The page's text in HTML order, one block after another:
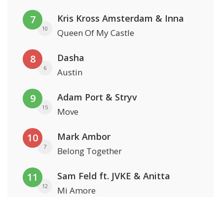
7
10
Kris Kross Amsterdam & Inna
Queen Of My Castle
8
6
Dasha
Austin
9
15
Adam Port & Stryv
Move
10
7
Mark Ambor
Belong Together
11
12
Sam Feld ft. JVKE & Anitta
Mi Amore